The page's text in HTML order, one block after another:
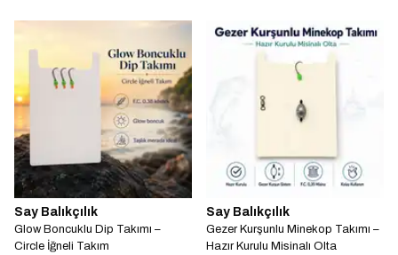
Say Balıkçılık
Glow Boncuklu Dip Takımı –
Circle İğneli Takım
Say Balıkçılık
Gezer Kurşunlu Minekop Takımı –
Hazır Kurulu Misinalı Olta